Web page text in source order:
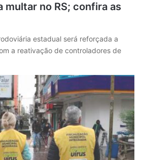
multar no RS; confira as
estadual será reforçada a
a reativação de controladores de